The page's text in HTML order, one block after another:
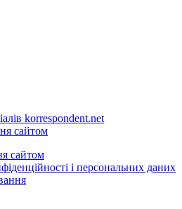
korrespondent.net
сайтом
сайтом
і персональних даних